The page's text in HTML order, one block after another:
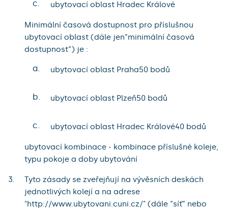
c. ubytovací oblast Hradec Králové
Minimální časová dostupnost pro příslušnou
ubytovací oblast (dále jen“minimální časová
dostupnost“) je :
a. ubytovací oblast Praha50 bodů
b. ubytovací oblast Plzeň50 bodů
c. ubytovací oblast Hradec Králové40 bodů
ubytovací kombinace - kombinace příslušné koleje,
typu pokoje a doby ubytování
Tyto zásady se zveřejňují na vývěsních deskách
jednotlivých kolejí a na adrese
"http://www.ubytovani.cuni.cz/" (dále “síť“ nebo